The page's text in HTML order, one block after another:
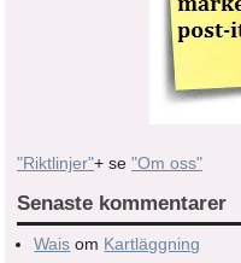
"Riktlinjer"+ se "Om oss"
Senaste kommentarer
Wais om Kartläggning